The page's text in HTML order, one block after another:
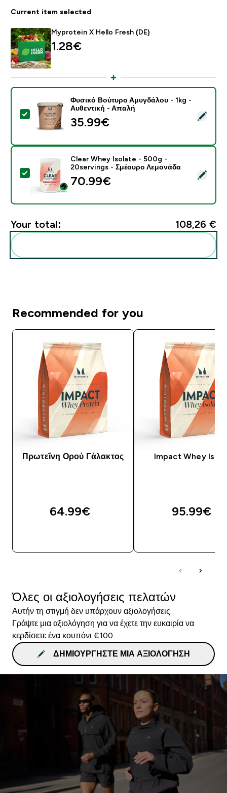
Current item selected
Myprotein X Hello Fresh (DE)
1.28€‎
Select this product - Φυσικό Βούτυρο Αμυγδάλου -
Φυσικό Βούτυρο Αμυγδάλου - 1kg -
Αυθεντική - Απαλή
35.99€‎
Select this product - Clear Whey Isolate - 500g -
Clear Whey Isolate - 500g -
20servings - Σμέουρο Λεμονάδα
70.99€‎
Your total: 108,26 €‎
Recommended for you
Πρωτεΐνη Ορού Γάλακτος
64.99€‎
Impact Whey
95.99€‎
Όλες οι αξιολογήσεις πελατών
Αυτήν τη στιγμή δεν υπάρχουν αξιολογήσεις.
Γράψτε μια αξιολόγηση για να έχετε την ευκαιρία να
κερδίσετε ένα κουπόνι €100.
ΔΗΜΙΟΥΡΓΉΣΤΕ ΜΙΑ ΑΞΙΟΛΌΓΗΣΗ